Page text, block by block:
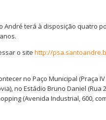
André terá à disposição quatro
o site http://
no Paço Municipal (Praça
no Estádio Bruno Daniel (Rua
(Avenida Industrial, 600,